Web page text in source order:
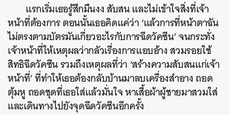
แรกเริ่มเธอรู้สึกมึนงง สับสน และไม่เข้าใจสิ่งที่เจ้า
หน้าที่ต้องการ ตอนนั้นเธอคิดแค่ว่า ‘แล้วการที่หน้าตาฉัน
ไม่ตรงตามบัตรมันเกี่ยวอะไรกับการฉีดวัคซีน’ จนกระทั่ง
เจ้าหน้าที่ให้เหตุผลว่ากลัวเรื่องการแอบอ้าง สวมรอยใช้
สิทธิฉีดวัคซีน รวมถึงเหตุผลที่ว่า ‘สร้างความสับสนแก่เจ้า
หน้าที่’ ที่ทำให้เธอต้องกลับบ้านมาลบเครื่องสำอาง ถอด
ตุ้มหู ถอดชุดที่เธอใส่แล้วมั่นใจ หาเสื้อผ้าผู้ชายมาสวมใส่
และเดินทางไปยังจุดฉีดวัคซีนอีกครั้ง